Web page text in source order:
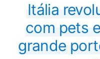
Itália
com pets
grande